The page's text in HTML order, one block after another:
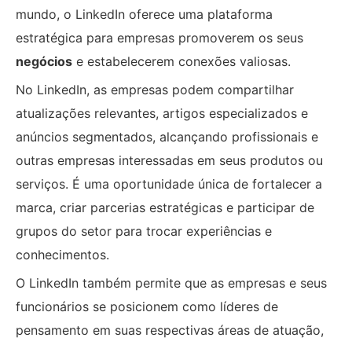
mundo, o LinkedIn oferece uma plataforma
estratégica para empresas promoverem os seus
negócios e estabelecerem conexões valiosas.
No LinkedIn, as empresas podem compartilhar
atualizações relevantes, artigos especializados e
anúncios segmentados, alcançando profissionais e
outras empresas interessadas em seus produtos ou
serviços. É uma oportunidade única de fortalecer a
marca, criar parcerias estratégicas e participar de
grupos do setor para trocar experiências e
conhecimentos.
O LinkedIn também permite que as empresas e seus
funcionários se posicionem como líderes de
pensamento em suas respectivas áreas de atuação,